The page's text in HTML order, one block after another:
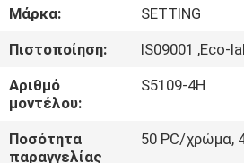
ΓΎΡΟΣ
ΕΡΓΟΣΤΑΣΊΩΝ
ΜΑΣ
ΕΛΆΤΕ
Μάρκα:
SETTING
Πιστοποίηση:
IS09001 ,Eco-
Αριθμό
μοντέλου:
S5109-4H
Ποσότητα
παραγγελίας
50 PC/χρώμα,